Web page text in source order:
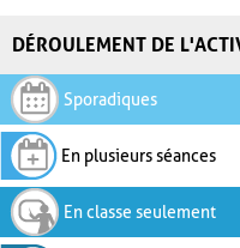
DÉROULEMENT DE
Sporadiques
En plusieurs séances
En classe seulement